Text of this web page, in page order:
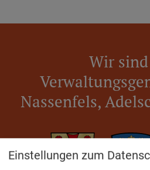
Wir
Nassenfels,
Einstellungen zum